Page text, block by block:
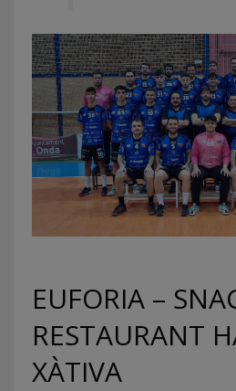
EUFORIA –
RESTAURANT
XÀTIVA